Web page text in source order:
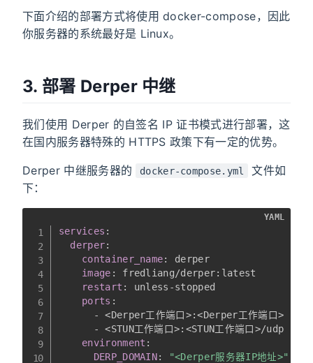
下面介绍的部署方式将使用 docker-compose，因此
你服务器的系统最好是 Linux。
3. 部署 Derper 中继
我们使用 Derper 的自签名 IP 证书模式进行部署，这
在国内服务器特殊的 HTTPS 政策下有一定的优势。
Derper 中继服务器的 docker-compose.yml
文件如
下：
services :
derper:
container_name:
derper
image : fredliang/derper: latest
restart : unless -stopped
ports :
-
<Derper工作端口>:<Derper工作端口>
-
<STUN工作端口>: <STUN工作端口>/udp
environment :
DERP_DOMAIN:
"<Derper服务器IP地址>"
YAML